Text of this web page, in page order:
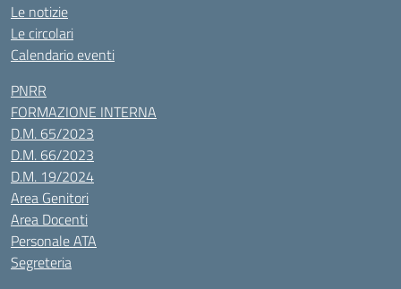
Le notizie
Le circolari
Calendario eventi
PNRR
FORMAZIONE INTERNA
D.M. 65/2023
D.M. 66/2023
D.M. 19/2024
Area Genitori
Area Docenti
Personale ATA
Segreteria